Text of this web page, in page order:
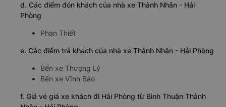
d. Các điểm đón khách của nhà xe Thành Nhân - Hải
Phòng
Phan Thiết
e. Các điểm trả khách của nhà xe Thành Nhân - Hải Phòng
Bến xe Thượng Lý
Bến xe Vĩnh Bảo
f. Giá vé giá xe khách đi Hải Phòng từ Bình Thuận Thành